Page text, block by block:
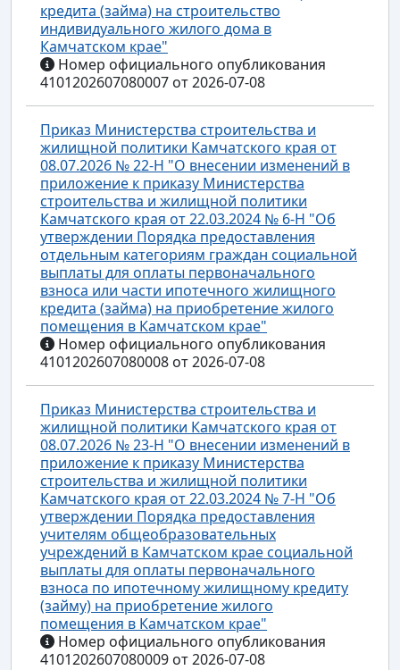
кредита (займа) на строительство
индивидуального жилого дома в
Камчатском крае"
Номер официального опубликования
4101202607080007 от 2026-07-08
Приказ Министерства строительства и
жилищной политики Камчатского края от
08.07.2026 № 22-Н "О внесении изменений в
приложение к приказу Министерства
строительства и жилищной политики
Камчатского края от 22.03.2024 № 6-Н "Об
утверждении Порядка предоставления
отдельным категориям граждан социальной
выплаты для оплаты первоначального
взноса или части ипотечного жилищного
кредита (займа) на приобретение жилого
помещения в Камчатском крае"
Номер официального опубликования
4101202607080008 от 2026-07-08
Приказ Министерства строительства и
жилищной политики Камчатского края от
08.07.2026 № 23-Н "О внесении изменений в
приложение к приказу Министерства
строительства и жилищной политики
Камчатского края от 22.03.2024 № 7-Н "Об
утверждении Порядка предоставления
учителям общеобразовательных
учреждений в Камчатском крае социальной
выплаты для оплаты первоначального
взноса по ипотечному жилищному кредиту
(займу) на приобретение жилого
помещения в Камчатском крае"
Номер официального опубликования
4101202607080009 от 2026-07-08